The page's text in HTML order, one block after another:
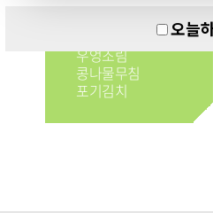
오늘
주꾸미야채볶음
우엉조림
콩나물무침
포기김치